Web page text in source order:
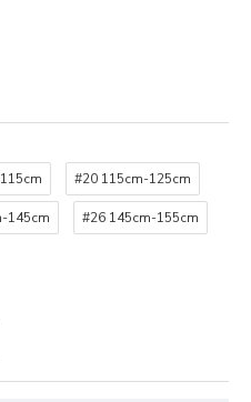
#20 115cm-125cm
145cm #26 145cm-155cm